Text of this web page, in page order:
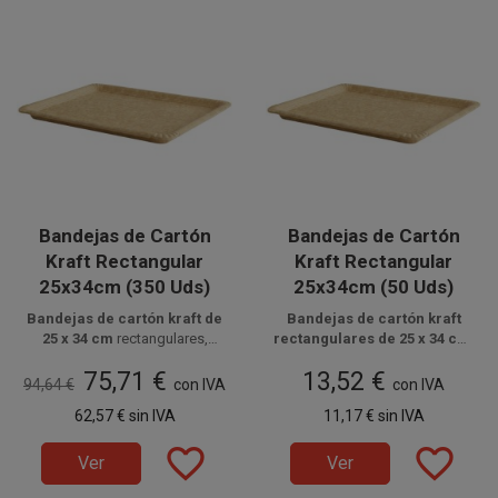
Bandejas de Cartón
Kraft Rectangular
25x34cm (350 Uds)
Bandejas de cartón kraft de
25 x 34 cm rectangulares,
away y presentación de
alimentos. Fabricadas en cartón
kraft de 370 gr/m2, ofrecen una
base resistente para el
transporte y servicio de
productos. Al ser
de 350 unidades, distribuidas
en 7 paquetes de 50 unidades.
94,64 € 75,71 € con IVA
62,57 € sin IVA
Ver favorite_border
Bandejas de Cartón
Kraft Rectangular
25x34cm (50 Uds)
Bandejas de cartón kraft
rectangulares de 25 x 34 cm
productos de pastelería y
alimentación. Fabricadas en
cartón de 370 gr/m2,
proporcionan una base ligera
pero resistente para el
transporte y servicio de
unidades.
13,52 € con IVA
11,17 € sin IVA
Ver favorite_border